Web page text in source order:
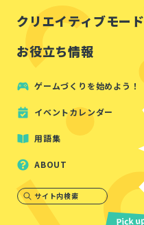
クリエイティブモード
お役立ち情報
ゲームづくりを始めよう！
イベントカレンダー
用語集
ABOUT
サイト内検索